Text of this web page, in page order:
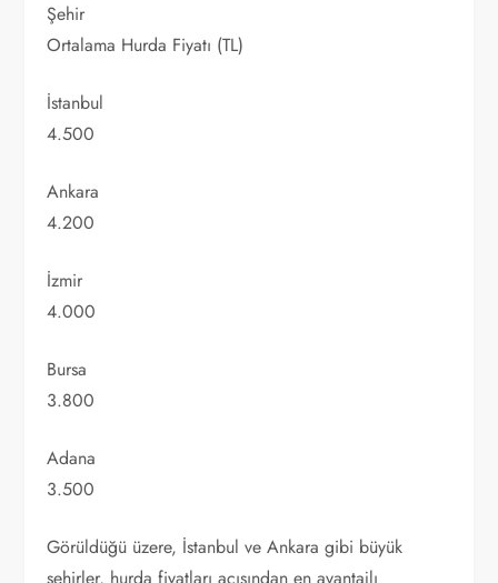
Şehir
Ortalama Hurda Fiyatı (TL)
İstanbul
4.500
Ankara
4.200
İzmir
4.000
Bursa
3.800
Adana
3.500
Görüldüğü üzere, İstanbul ve Ankara gibi büyük